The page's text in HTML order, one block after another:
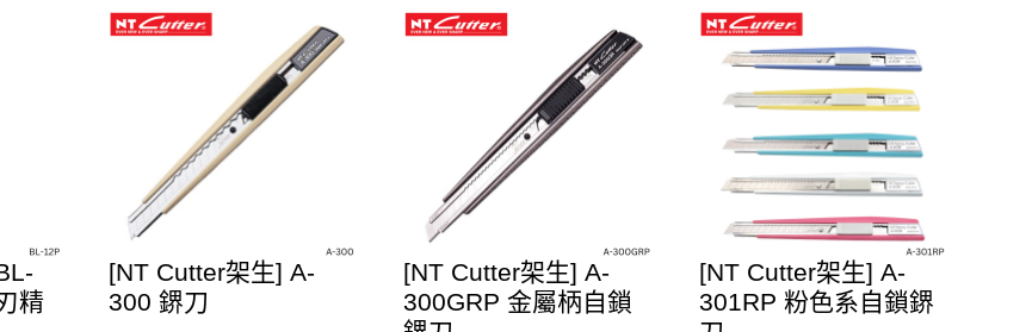
精
[NT Cutter架生] A-
300 鎅刀
[NT Cutter架生] A-
300GRP 金屬柄自鎖
[NT Cutter架生] A-
301RP 粉色系自鎖鎅